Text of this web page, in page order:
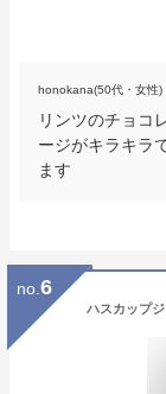
honokana(50代・女性)
リンツのチョコ
ージがキラキラ
ます
no. 6